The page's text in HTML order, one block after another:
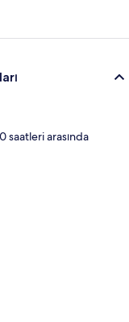
saatleri arasında